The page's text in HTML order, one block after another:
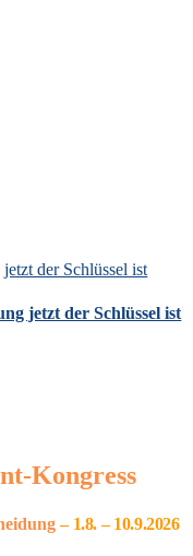
der Schlüssel ist
jetzt der Schlüssel ist
Kongress
– 1.8. – 10.9.2026